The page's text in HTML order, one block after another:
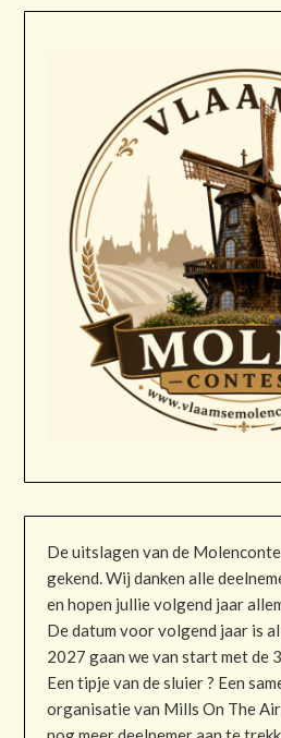
De uitslagen van de
gekend. Wij danken alle
en hopen jullie volgend jaar
De datum voor volgend jaar is
2027 gaan we van start met de
Een tipje van de sluier ? Een
organisatie van Mills On The